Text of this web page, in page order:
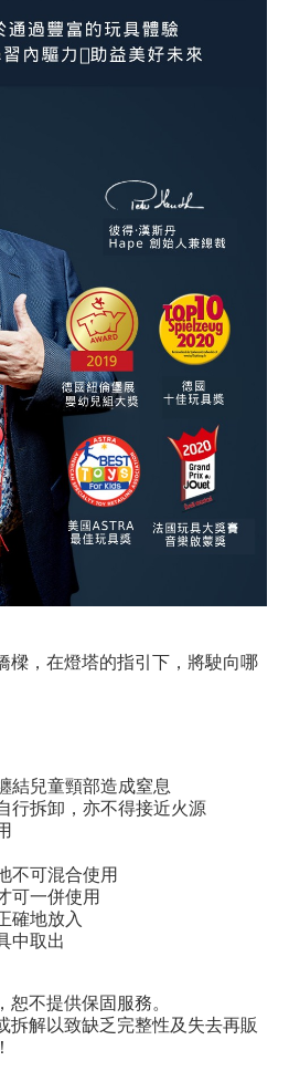
樑，在燈塔的指引下，將駛向哪
結兒童頸部造成窒息
行拆卸，亦不得接近火源
不可混合使用
可一併使用
確地放入
中取出
不提供保固服務。
解以致缺乏完整性及失去再販